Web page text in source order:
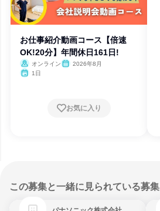
お仕事紹介動画コース【倍速
OK!20分】年間休日161日!
オンライン
2026年8月
1日
お気に入り
この募集と一緒に見られている募集